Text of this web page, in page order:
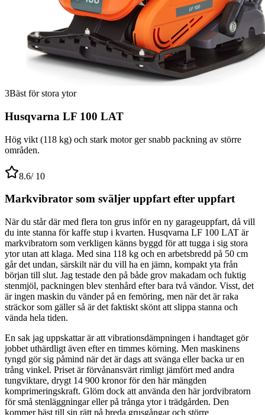
3Bäst för stora ytor
Husqvarna LF 100 LAT
Hög vikt (118 kg) och stark motor ger snabb packning av större
områden.
8.6/ 10
Markvibrator som sväljer uppfart efter uppfart
När du står där med flera ton grus inför en ny garageuppfart, då vill
du inte stanna för kaffe stup i kvarten. Husqvarna LF 100 LAT är
markvibratorn som verkligen känns byggd för att tugga i sig stora
ytor utan att klaga. Med sina 118 kg och en arbetsbredd på 50 cm
går det undan, särskilt när du vill ha en jämn, kompakt yta från
början till slut. Jag testade den på både grov makadam och fuktig
stenmjöl, packningen blev stenhård efter bara två vändor. Visst, det
är ingen maskin du vänder på en femöring, men när det är raka
sträckor som gäller så är det faktiskt skönt att slippa stanna och
vända hela tiden.
En sak jag uppskattar är att vibrationsdämpningen i handtaget gör
jobbet uthärdligt även efter en timmes körning. Men maskinens
tyngd gör sig påmind när det är dags att svänga eller backa ur en
trång vinkel. Priset är förvånansvärt rimligt jämfört med andra
tungviktare, drygt 14 900 kronor för den här mängden
komprimeringskraft. Glöm dock att använda den här jordvibratorn
för små stenläggningar eller på trånga ytor i trädgården. Den
kommer bäst till sin rätt på breda grusgångar och större